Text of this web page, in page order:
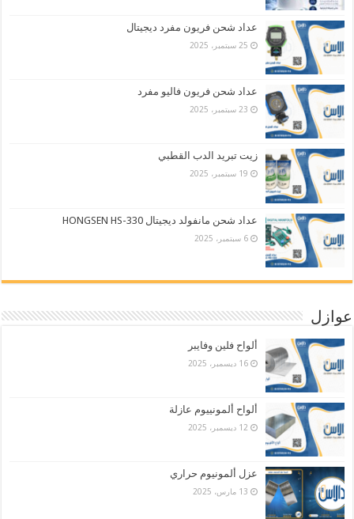
عداد شحن فريون مفرد ديجيتال
25 سبتمبر، 2025
عداد شحن فريون فاليو مفرد
23 سبتمبر، 2025
زيت تبريد الدب القطبي
19 سبتمبر، 2025
عداد شحن مانفولد ديجيتال HONGSEN HS-330
6 سبتمبر، 2025
عوازل
ألواح فلين وفايبر
16 ديسمبر، 2025
ألواح ألمونييوم عازلة
12 ديسمبر، 2025
عزل ألمونيوم حراري
13 مارس، 2025